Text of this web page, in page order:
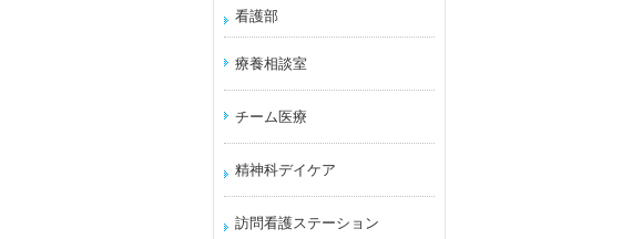
看護部
療養相談室
チーム医療
精神科デイケア
訪問看護ステーション